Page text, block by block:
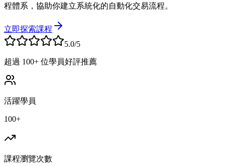
程體系，協助你建立系統化的自動化交易流程。
立即探索課程
5.0/5
超過 100+ 位學員好評推薦
活躍學員
100+
課程瀏覽次數